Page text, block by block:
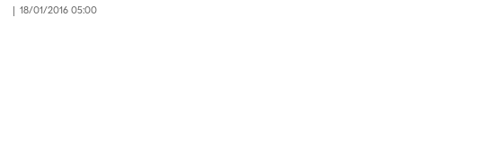
05:00 18/01/2016